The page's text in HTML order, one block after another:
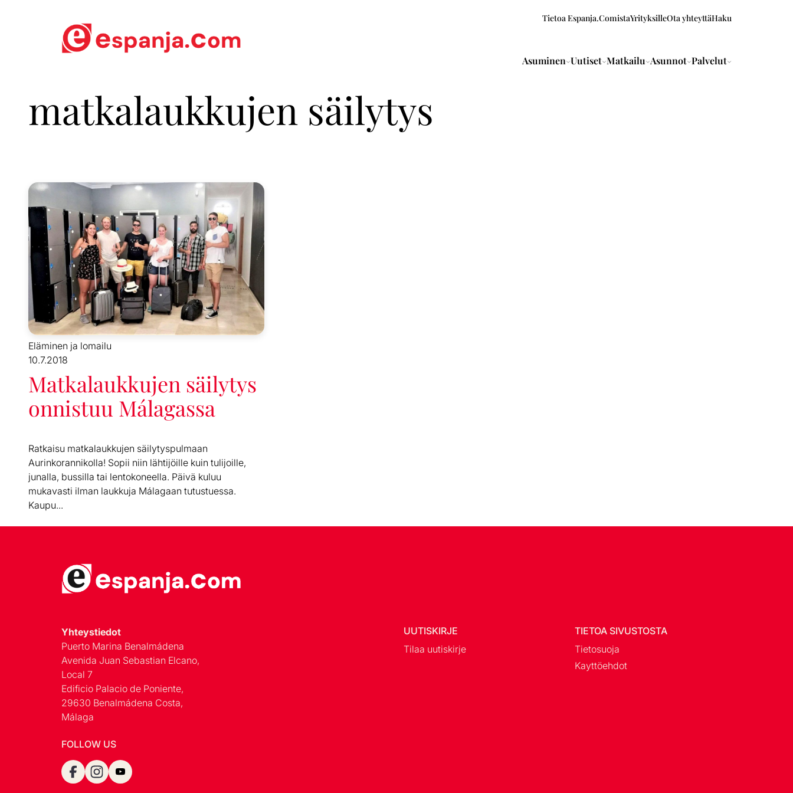
Tietoa Espanja.ComistaYrityksilleOta yhteyttäHaku
Asuminen Uutiset Matkailu Asunnot Palvelut
matkalaukkujen säilytys
Eläminen ja lomailu
10.7.2018
Matkalaukkujen säilytys
onnistuu Málagassa
Ratkaisu matkalaukkujen säilytyspulmaan
Aurinkorannikolla! Sopii niin lähtijöille kuin tulijoille,
junalla, bussilla tai lentokoneella. Päivä kuluu
mukavasti ilman laukkuja Málagaan tutustuessa.
Kaupu...
Yhteystiedot
Puerto Marina Benalmádena
Avenida Juan Sebastian Elcano,
Local 7
Edificio Palacio de Poniente,
29630 Benalmádena Costa,
Málaga
FOLLOW US
UUTISKIRJE
Tilaa uutiskirje
TIETOA SIVUSTOSTA
Tietosuoja
Kayttöehdot